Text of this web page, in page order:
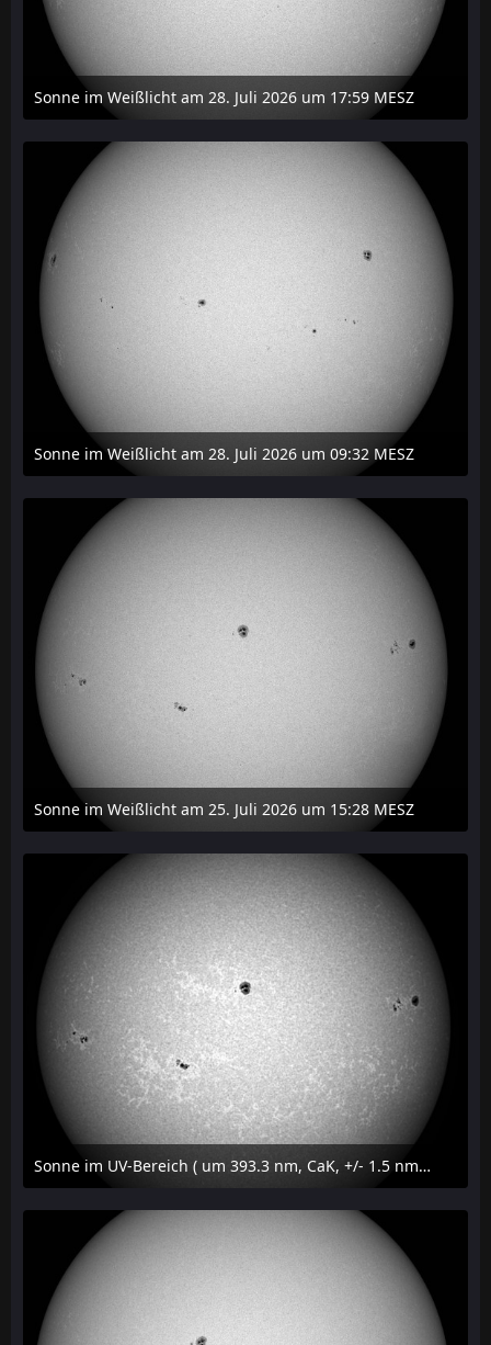
Sonne im Weißlicht am 28. Juli 2026 um 17:59 MESZ
31. Juli 2026 um 20:03
Sonne im Weißlicht am 28. Juli 2026 um 09:32 MESZ
31. Juli 2026 um 20:03
Sonne im Weißlicht am 25. Juli 2026 um 15:28 MESZ
27. Juli 2026 um 21:15
Sonne im UV-Bereich ( um 393.3 nm, CaK, +/- 1.5 nm) am 25. Juli 2026 um 15:32 MESZ
27. Juli 2026 um 20:32